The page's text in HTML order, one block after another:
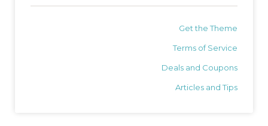
Get the Theme
Terms of Service
Deals and Coupons
Articles and Tips